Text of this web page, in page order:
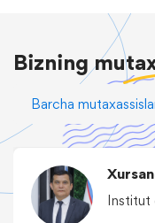
Bizning
Barcha
Institut